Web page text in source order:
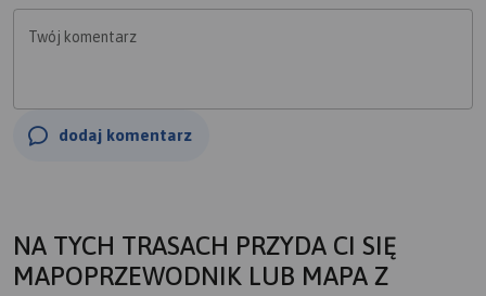
Twój komentarz
dodaj komentarz
NA TYCH TRASACH PRZYDA CI SIĘ
MAPOPRZEWODNIK LUB MAPA Z